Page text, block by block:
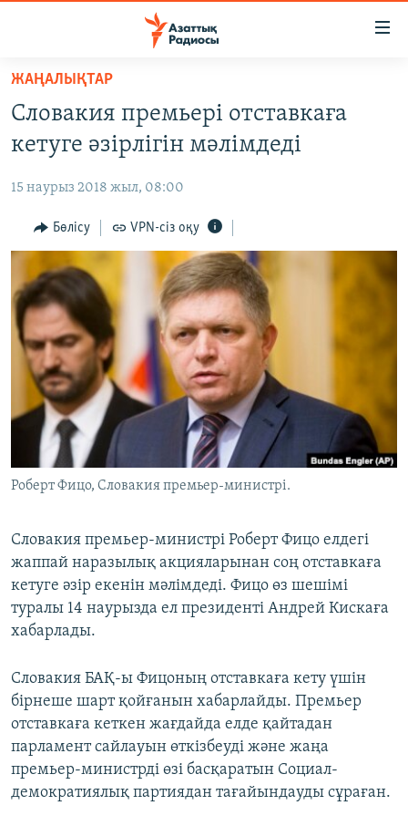
Skip
main
content
to
Navigation
Skip
Search
AZATTYQTV
ҚАҢТАР ОҚИҒАСЫ
АДАМ ҚҰҚЫҚТАРЫ
ӘЛЕУМЕТ
ӘЛЕМ
АРНАЙЫ ЖОБАЛАР
Русский
ЖАЗЫЛЫҢЫЗ
ЖАҢАЛЫҚТАР
Словакия премьері отставкаға
кетуге әзірлігін мәлімдеді
15 наурыз 2018 жыл, 08:00
Бөлісу VPN-сіз оқу
Роберт Фицо, Словакия премьер-министрі.
Словакия премьер-министрі Роберт Фицо елдегі
жаппай наразылық акцияларынан соң отставкаға
кетуге әзір екенін мәлімдеді. Фицо өз шешімі
туралы 14 наурызда ел президенті Андрей Кискаға
хабарлады.
Словакия БАҚ-ы Фицоның отставкаға кету үшін
бірнеше шарт қойғанын хабарлайды. Премьер
отставкаға кеткен жағдайда елде қайтадан
парламент сайлауын өткізбеуді және жаңа
премьер-министрді өзі басқаратын Социал-
демократиялық партиядан тағайындауды сұраған.